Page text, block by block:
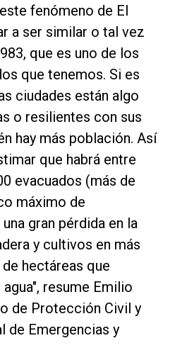
fenómeno de El
a ser similar o tal vez
que es uno de los
que tenemos. Si es
ciudades están algo
o resilientes con sus
hay más población. Así
que habrá entre
evacuados (más de
máximo de
gran pérdida en la
y cultivos en más
hectáreas que
resume Emilio
de Protección Civil y
de Emergencias y